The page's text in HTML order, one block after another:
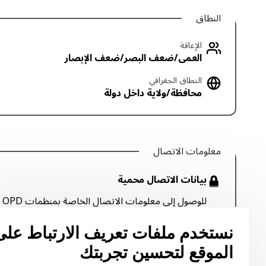
النطاق
الإعاقة
العمى/ضعف البصر/ضعف الإبصار
النطاق الجغرافي
محافظة/ولاية داخل دولة
معلومات الاتصال
بيانات الاتصال محمية
تسجيل الدخول إنشاء حساب
نستخدم ملفات تعريف الارتباط
الموقع لتحسين تجربتك